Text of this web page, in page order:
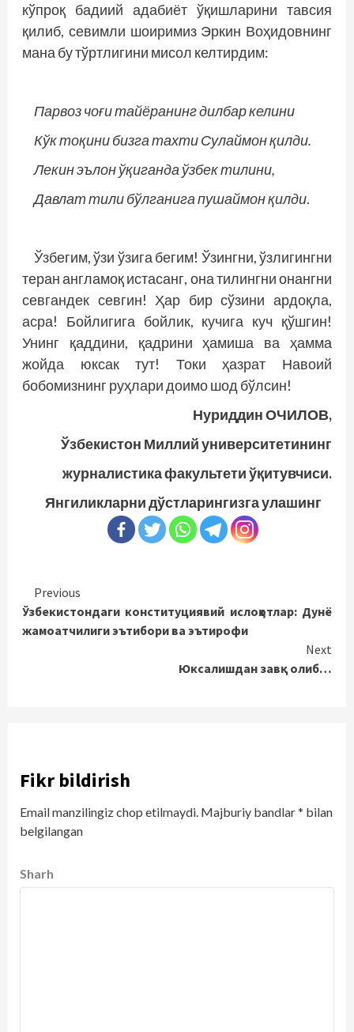
кўпроқ бадиий адабиёт ўқишларини тавсия
қилиб, севимли шоиримиз Эркин Воҳидовнинг
мана бу тўртлигини мисол келтирдим:
Парвоз чоғи тайёранинг дилбар келини
Кўк тоқини бизга тахти Сулаймон қилди.
Лекин эълон ўқиганда ўзбек тилини,
Давлат тили бўлганига пушаймон қилди.
Ўзбегим, ўзи ўзига бегим! Ўзингни, ўзлигингни
теран англамоқ истасанг, она тилингни онангни
севгандек севгин! Ҳар бир сўзини ардоқла,
асра! Бойлигига бойлик, кучига куч қўшгин!
Унинг қаддини, қадрини ҳамиша ва ҳамма
жойда юксак тут! Токи ҳазрат Навоий
бобомизнинг руҳлари доимо шод бўлсин!
Нуриддин ОЧИЛОВ,
Ўзбекистон Миллий университетининг
журналистика факультети ўқитувчиси.
Янгиликларни дўстларингизга улашинг
Continue
Reading
Previous
Ўзбекистондаги конституциявий ислоҳотлар: Дунё
жамоатчилиги эътибори ва эътирофи
Next
Юксалишдан завқ олиб…
Fikr bildirish
Email manzilingiz chop etilmaydi. Majburiy bandlar* bilan
belgilangan
Sharh